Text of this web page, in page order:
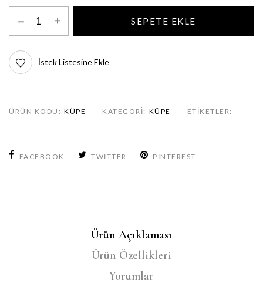
SEPETE EKLE
İstek Listesine Ekle
ÜRÜN KODU: KÜPE KATEGORI: KÜPE ETIKETLER: -
FACEBOOK TWITTER PINTEREST
Ürün Açıklaması
Ürün Özellikleri
Yorumlar